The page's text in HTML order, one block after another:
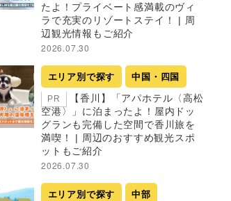
たよ！プライベート感満載のヴィ
ラで充実のリゾートステイ！ | 周
辺観光情報もご紹介
2026.07.30
エリア別で探す 中国・四国
PR
【香川】「アパホテル〈高松
空港〉」に泊まったよ！屋内ドッ
グランも完備した空間で香川旅を
満喫！ | 周辺のおすすめ観光スポ
ットもご紹介
2026.07.30
エリア別で探す 中部